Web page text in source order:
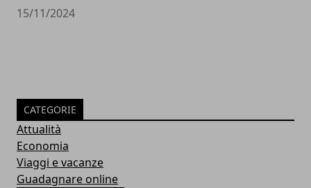
15/11/2024
CATEGORIE
Attualità
Economia
Viaggi e vacanze
Guadagnare online